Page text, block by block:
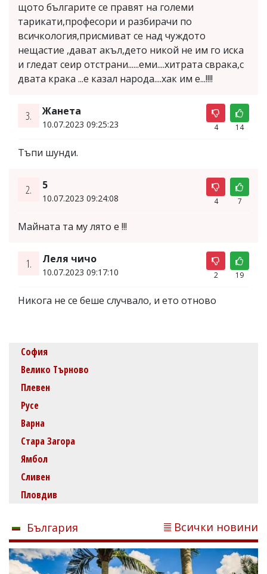
щото българите се правят на големи
тарикати,професори и разбирачи по
всичкология,присмиват се над чуждото
нещастие ,дават акъл,дето никой не им го иска
и гледат сеир отстрани......еми....хитрата сврака,с
двата крака ...е казал народа....хак им е...!!!!
3. Жанета
10.07.2023 09:25:23 4 14
Тъпи шунди.
2. 5
10.07.2023 09:24:08 4 7
Майната та му лято е !!!
1. Леля чичо
10.07.2023 09:17:10 2 19
Никога не се беше случвало, и ето отново
София
Велико Търново
Плевен
Русе
Варна
Стара Загора
Ямбол
Сливен
Пловдив
България Всички новини